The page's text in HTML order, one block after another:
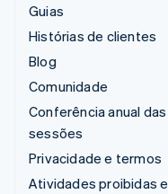
Guias
Histórias de clientes
Blog
Comunidade
Conferência anual das
sessões
Privacidade e termos
Atividades proibidas e